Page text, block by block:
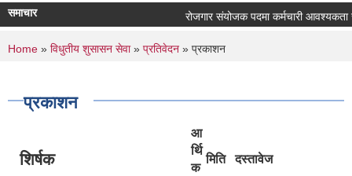
समाचार रोजगार संयोजक पदमा कर्मचारी आवश्यकता
You are here
Home » विधुतीय शुसासन सेवा» प्रतिवेदन » प्रकाशन
प्रकाशन
शिर्षक
आ
र्थि
क
मिति दस्तावेज